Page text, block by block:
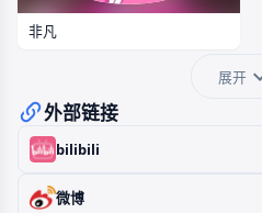
非凡
展开
外部链接
bilibili
微博